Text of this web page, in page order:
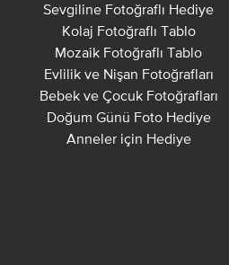
Sevgiline Fotoğraflı Hediye
Kolaj Fotoğraflı Tablo
Mozaik Fotoğraflı Tablo
Evlilik ve Nişan Fotoğrafları
Bebek ve Çocuk Fotoğrafları
Doğum Günü Foto Hediye
Anneler için Hediye